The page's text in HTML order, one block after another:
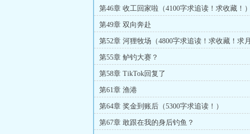
第46章 收工回家啦（4100字求追读！求收藏！）
第49章 双向奔赴
第52章 河狸牧场（4800字求追读！求收藏！求月
票！）
第55章 鲈钓大赛？
第58章 TikTok回复了
第61章 渔港
第64章 奖金到账后（5300字求追读！）
第67章 敢跟在我的身后钓鱼？